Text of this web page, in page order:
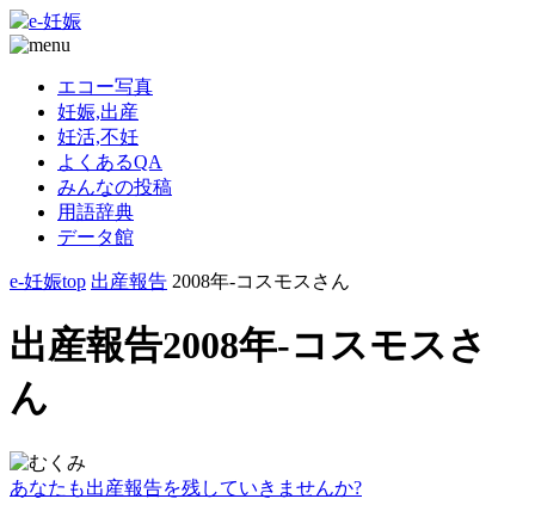
エコー写真
妊娠,出産
妊活,不妊
よくあるQA
みんなの投稿
用語辞典
データ館
e-妊娠top 出産報告 2008年-コスモスさん
出産報告2008年-コスモスさ
ん
あなたも出産報告を残していきませんか?